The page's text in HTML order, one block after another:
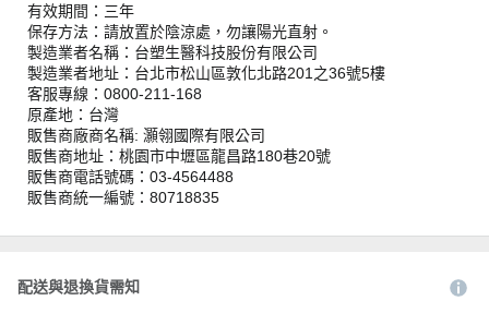
有效期間：三年
保存方法：請放置於陰涼處，勿讓陽光直射。
製造業者名稱：台塑生醫科技股份有限公司
製造業者地址：台北市松山區敦化北路201之36號5樓
客服專線：0800-211-168
原產地：台灣
販售商廠商名稱: 灝翎國際有限公司
販售商地址：桃園市中壢區龍昌路180巷20號
販售商電話號碼：03-4564488
販售商統一編號：80718835
配送與退換貨需知